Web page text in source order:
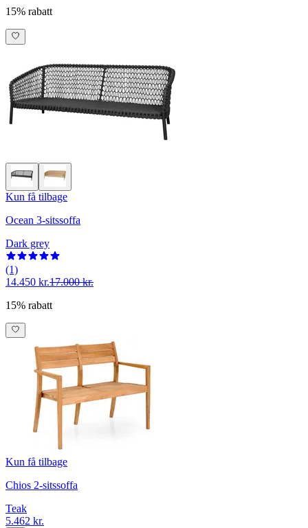
15% rabatt
Kun få tilbage
Ocean 3-sitssoffa
Dark grey
(1)
14.450 kr.17.000 kr.
15% rabatt
Kun få tilbage
Chios 2-sitssoffa
Teak
5.462 kr.